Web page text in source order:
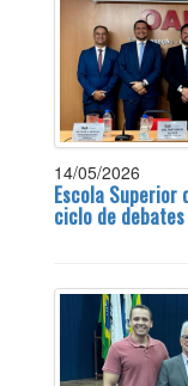
14/05/2026
Escola Superior
ciclo de